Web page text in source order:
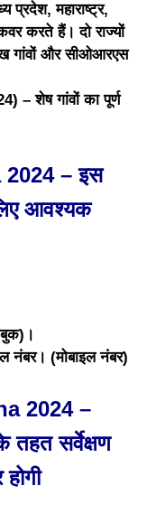
प्रदेश, महाराष्ट्र,
करते हैं। दो राज्यों
गांवों और सीओआरएस
– शेष गांवों का पूर्ण
– इस
आवश्यक
नंबर। (मोबाइल नंबर)
2024 –
तहत सर्वेक्षण